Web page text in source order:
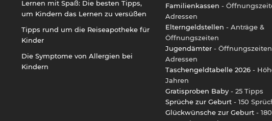
Lernen mit Spaß: Die besten Tipps,
um Kindern das Lernen zu versüßen
Tipps rund um die Reiseapotheke für
Kinder
Die Symptome von Allergien bei
Kindern
Familienkassen -
Adressen
Elterngeldstellen - Anträge &
Öffnungszeiten
Jugendämter -
Adressen
Taschengeldtabelle 2026 -
Jahren
Gratisproben Baby - 25 Tipps
Sprüche zur Geburt - 150
Glückwünsche zur Geburt - 180